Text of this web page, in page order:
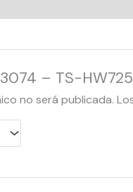
– TS-
no será publicada.